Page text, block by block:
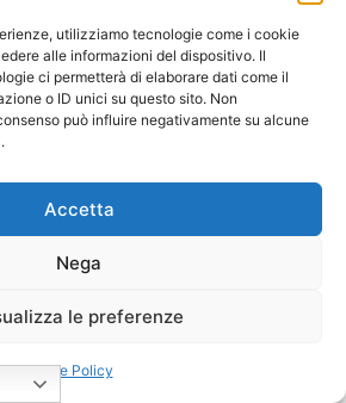
utilizziamo tecnologie come i cookie
alle informazioni del dispositivo. Il
ci permetterà di elaborare dati come il
o ID unici su questo sito. Non
può influire negativamente su alcune
Accetta
Nega
le preferenze
Cookie Policy
17/07/2026